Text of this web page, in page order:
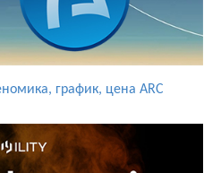
график, цена ARC